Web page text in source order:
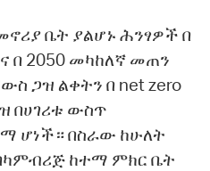
ቤት ያልሆኑ ሕንፃዎች በ
በ 2050 መካከለኛ መጠን
ጋዝ ልቀትን በ net zero
በሀገሪቱ ውስጥ
ሆነች። በስራው ከሁለት
በካምብሪጅ ከተማ ምክር ቤት